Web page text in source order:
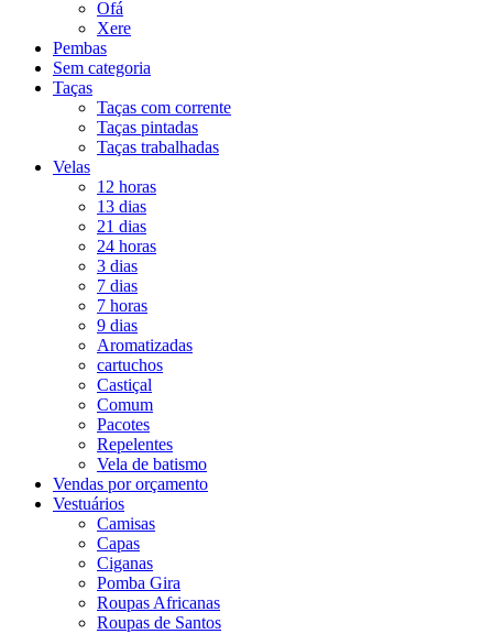
Ofá
Xere
Pembas
Sem categoria
Taças
Taças com corrente
Taças pintadas
Taças trabalhadas
Velas
12 horas
13 dias
21 dias
24 horas
3 dias
7 dias
7 horas
9 dias
Aromatizadas
cartuchos
Castiçal
Comum
Pacotes
Repelentes
Vela de batismo
Vendas por orçamento
Vestuários
Camisas
Capas
Ciganas
Pomba Gira
Roupas Africanas
Roupas de Santos